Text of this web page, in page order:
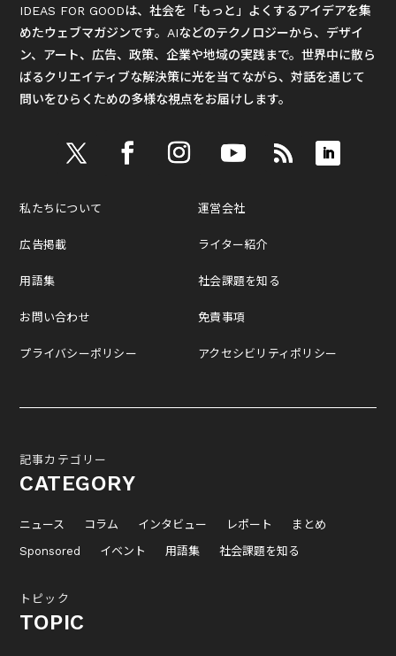
IDEAS FOR GOODは、社会を「もっと」よくするアイデアを集
めたウェブマガジンです。AIなどのテクノロジーから、デザイ
ン、アート、広告、政策、企業や地域の実践まで。世界中に散ら
ばるクリエイティブな解決策に光を当てながら、対話を通じて
問いをひらくための多様な視点をお届けします。
私たちについて
広告掲載
用語集
お問い合わせ
プライバシーポリシー
運営会社
ライター紹介
社会課題を知る
免責事項
アクセシビリティポリシー
記事カテゴリー
CATEGORY
ニュース コラム インタビュー レポート
まとめ
Sponsored
イベント 用語集 社会課題を知る
トピック
TOPIC